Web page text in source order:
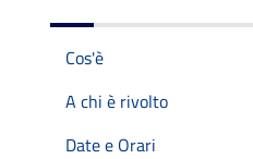
Cos'è
A chi è rivolto
Date e Orari